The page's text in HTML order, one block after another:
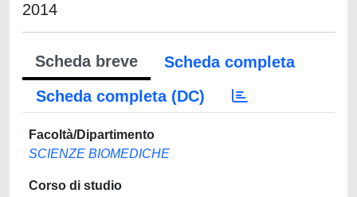
2014
Scheda breve
Scheda completa
Scheda completa (DC)
Facoltà/Dipartimento
SCIENZE BIOMEDICHE
Corso di studio